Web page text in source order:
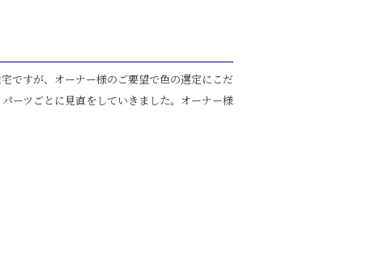
ですが、オーナー様のご要望で色の選定にこだ
ーツごとに見直をしていきました。オーナー様